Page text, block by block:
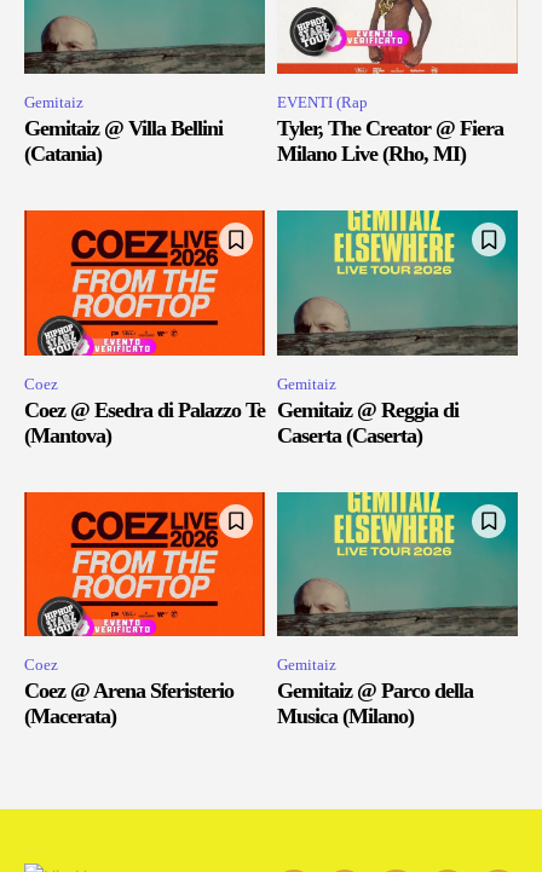
Gemitaiz
Gemitaiz @ Villa Bellini
(Catania)
EVENTI (Rap
Tyler, The Creator @ Fiera
Milano Live (Rho, MI)
Coez
Coez @ Esedra di Palazzo Te
(Mantova)
Gemitaiz
Gemitaiz @ Reggia di
Caserta (Caserta)
Coez
Coez @ Arena Sferisterio
(Macerata)
Gemitaiz
Gemitaiz @ Parco della
Musica (Milano)